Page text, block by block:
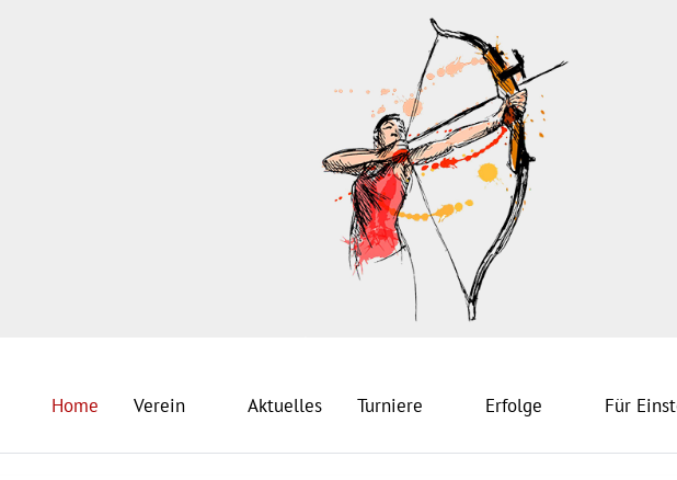
Home Verein Aktuelles Turniere Erfolge Für